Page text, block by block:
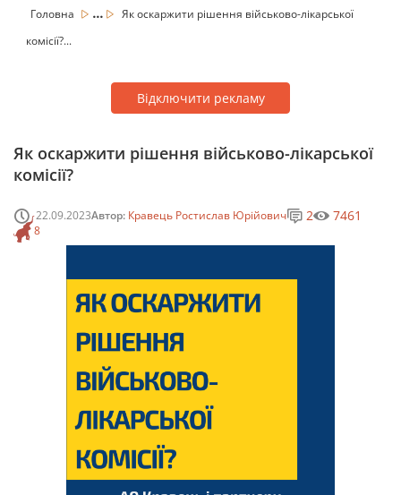
Головна ...
Як оскаржити рішення військово-лікарської
комісії?...
Відключити рекламу
Як оскаржити рішення військово-лікарської
комісії?
22.09.2023Автор: Кравець Ростислав Юрійович
8
2 7461